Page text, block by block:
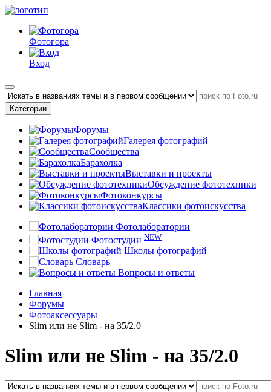
Фотогора
Вход
Категории
Форумы
Галерея фотографий
Сообщества
Барахолка
Выставки и проекты
Обсуждение фототехники
Фотоконкурсы
Классики фотоискусства
Фотолаборатории
Фотостудии NEW
Школы фотографий
Словарь
Вопросы и ответы
Главная
Форумы
Фотоаксессуары
Slim или не Slim - на 35/2.0
Slim или не Slim - на 35/2.0